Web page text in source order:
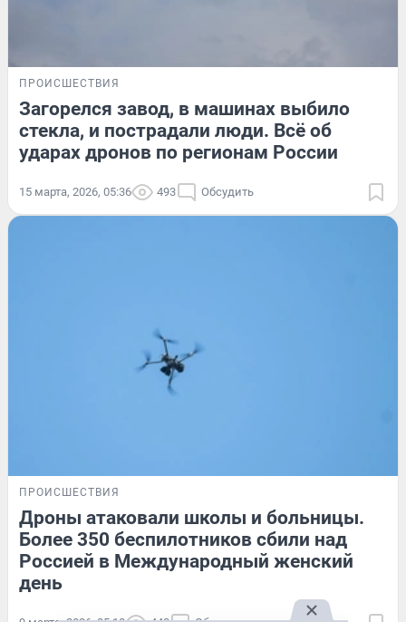
ПРОИСШЕСТВИЯ
Загорелся завод, в машинах выбило
стекла, и пострадали люди. Всё об
ударах дронов по регионам России
15 марта, 2026, 05:36 493 Обсудить
ПРОИСШЕСТВИЯ
Дроны атаковали школы и больницы.
Более 350 беспилотников сбили над
Россией в Международный женский
день